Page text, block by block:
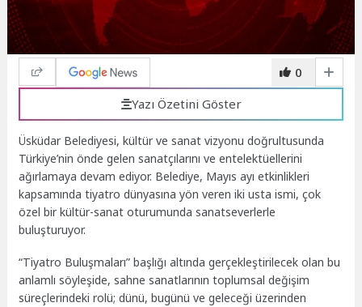
0
Yazı Özetini Göster
Üsküdar Belediyesi, kültür ve sanat vizyonu doğrultusunda
Türkiye’nin önde gelen sanatçılarını ve entelektüellerini
ağırlamaya devam ediyor. Belediye, Mayıs ayı etkinlikleri
kapsamında tiyatro dünyasına yön veren iki usta ismi, çok
özel bir kültür-sanat oturumunda sanatseverlerle
buluşturuyor.
“Tiyatro Buluşmaları” başlığı altında gerçekleştirilecek olan bu
anlamlı söyleşide, sahne sanatlarının toplumsal değişim
süreçlerindeki rolü; dünü, bugünü ve geleceği üzerinden